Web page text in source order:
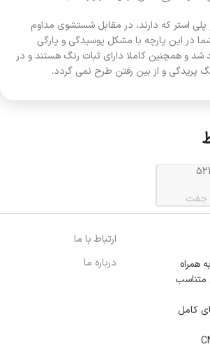
استر که دارند، در مقابل شستشوی مداوم
در این پارچه با مشکل پوسیدگی و پارگی
شد و همچنین کاملا دارای ثبات رنگ هستند و در
پریدگی و از بین رفتن طرح نمی گردد.
جفت
همراه
متناسب
کامل
ارتباط با ما
درباره ما